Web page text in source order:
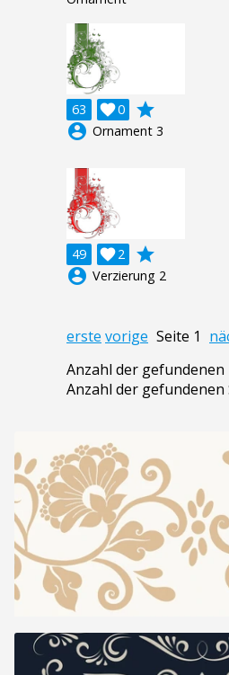
63 0

grade
account_circle Ornament 3
49 2

grade
account_circle Verzierung 2
erste vorige Seite 1
Anzahl der gefundenen
Anzahl der gefundenen